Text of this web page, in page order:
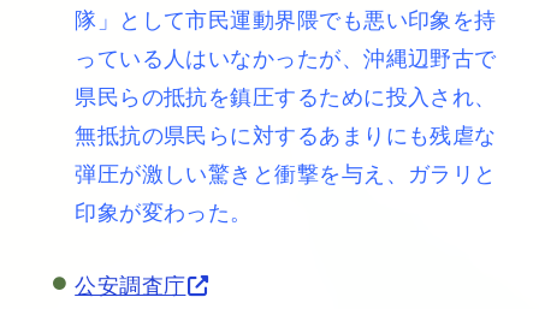
隊」として市民運動界隈でも悪い印象を持
っている人はいなかったが、沖縄辺野古で
県民らの抵抗を鎮圧するために投入され、
無抵抗の県民らに対するあまりにも残虐な
弾圧が激しい驚きと衝撃を与え、ガラリと
印象が変わった。
公安調査庁